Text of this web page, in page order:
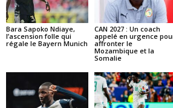
Bara Sapoko Ndiaye,
l’ascension folle qui
régale le Bayern Munich
CAN 2027 : Un coach
appelé en urgence
affronter le
Mozambique et la
Somalie